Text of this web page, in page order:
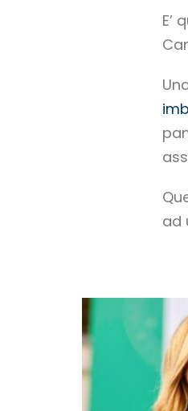
E’
ad